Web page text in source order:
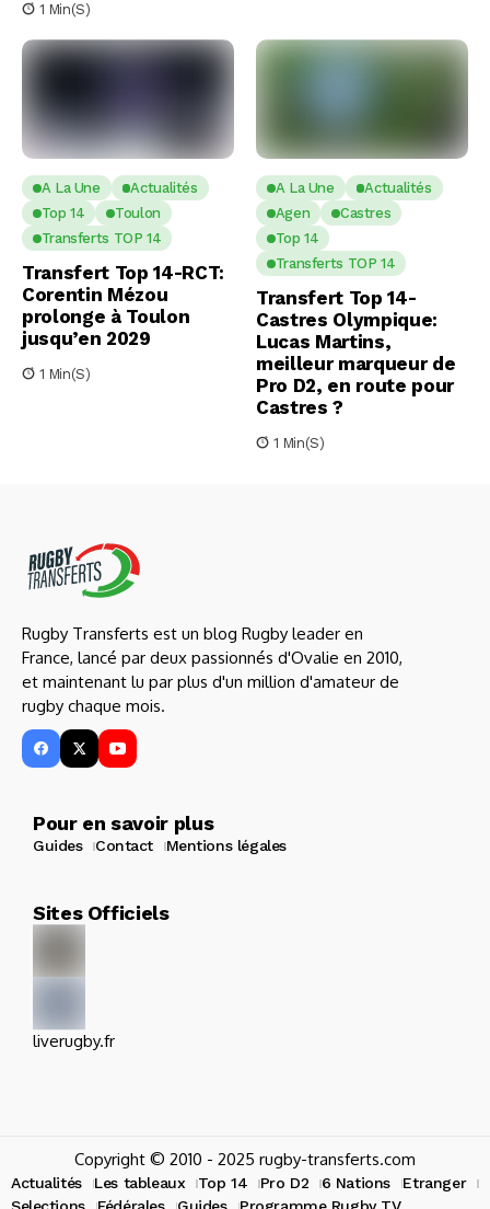
1 Min(s)
A La Une
Actualités
Top 14
Toulon
Transferts TOP 14
Transfert Top 14-RCT:
Corentin Mézou
prolonge à Toulon
jusqu’en 2029
1 Min(s)
A La Une
Actualités
Agen
Castres
Top 14
Transferts TOP 14
Transfert Top 14-
Castres Olympique:
Lucas Martins,
meilleur marqueur de
Pro D2, en route pour
Castres ?
1 Min(s)
Rugby Transferts est un blog Rugby leader en
France, lancé par deux passionnés d'Ovalie en 2010,
et maintenant lu par plus d'un million d'amateur de
rugby chaque mois.
Pour en savoir plus
Guides Contact Mentions légales
Sites Officiels
liverugby.fr
Copyright © 2010 - 2025 rugby-transferts.com
Actualités Les tableaux Top 14 Pro D2 6 Nations
Etranger